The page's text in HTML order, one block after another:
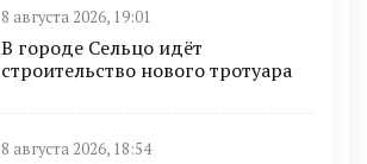
8 августа 2026, 19:01
В городе Сельцо идёт
строительство нового тротуара
8 августа 2026, 18:54